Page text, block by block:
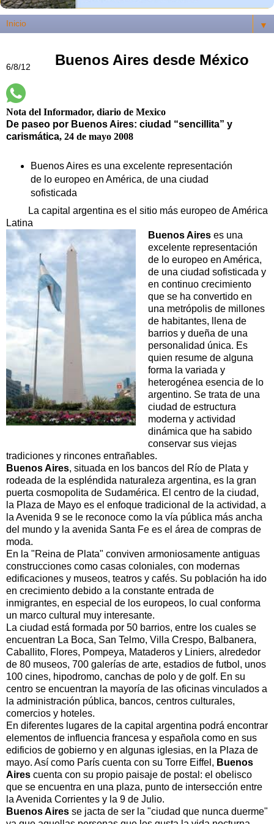
▼
6/8/12 Buenos Aires desde México
Nota del Informador, diario de Mexico
De paseo por Buenos Aires: ciudad “sencillita” y
carismática, 24 de mayo 2008
Buenos Aires es una excelente representación
de lo europeo en América, de una ciudad
sofisticada
La capital argentina es el sitio más europeo de América
Latina
Buenos Aireses una
excelente representación
de lo europeo en América,
de una ciudad sofisticada y
en continuo crecimiento
que se ha convertido en
una metrópolis de millones
de habitantes, llena de
barrios y dueña de una
personalidad única. Es
quien resume de alguna
forma la variada y
heterogénea esencia de lo
argentino. Se trata de una
ciudad de estructura
moderna y actividad
dinámica que ha sabido
conservar sus viejas
tradiciones y rincones entrañables.
Buenos Aires, situada en los bancos del Río de Plata y
rodeada de la espléndida naturaleza argentina, es la gran
puerta cosmopolita de Sudamérica. El centro de la ciudad,
la Plaza de Mayo es el enfoque tradicional de la actividad, a
la Avenida 9 se le reconoce como la vía pública más ancha
del mundo y la avenida Santa Fe es el área de compras de
moda.
En la "Reina de Plata" conviven armoniosamente antiguas
construcciones como casas coloniales, con modernas
edificaciones y museos, teatros y cafés. Su población ha ido
en crecimiento debido a la constante entrada de
inmigrantes, en especial de los europeos, lo cual conforma
un marco cultural muy interesante.
La ciudad está formada por 50 barrios, entre los cuales se
encuentran La Boca, San Telmo, Villa Crespo, Balbanera,
Caballito, Flores, Pompeya, Mataderos y Liniers, alrededor
de 80 museos, 700 galerías de arte, estadios de futbol, unos
100 cines, hipodromo, canchas de polo y de golf. En su
centro se encuentran la mayoría de las oficinas vinculados a
la administración pública, bancos, centros culturales,
comercios y hoteles.
En diferentes lugares de la capital argentina podrá encontrar
elementos de influencia francesa y española como en sus
edificios de gobierno y en algunas iglesias, en la Plaza de
mayo. Así como París cuenta con su Torre Eiffel, Buenos
Aires cuenta con su propio paisaje de postal: el obelisco
que se encuentra en una plaza, punto de intersección entre
la Avenida Corrientes y la 9 de Julio.
Buenos Aires se jacta de ser la "ciudad que nunca duerme"